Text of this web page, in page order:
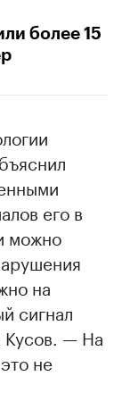
более 15
его в
можно
на
сигнал
Кусов. — На
не